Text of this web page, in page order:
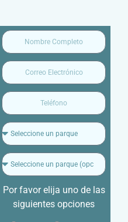
Por favor elija uno de las
siguientes opciones